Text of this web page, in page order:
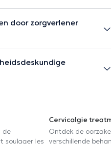
door zorgverlener
de
soulager les
Cervicalgie
Ontdek de
verschillende